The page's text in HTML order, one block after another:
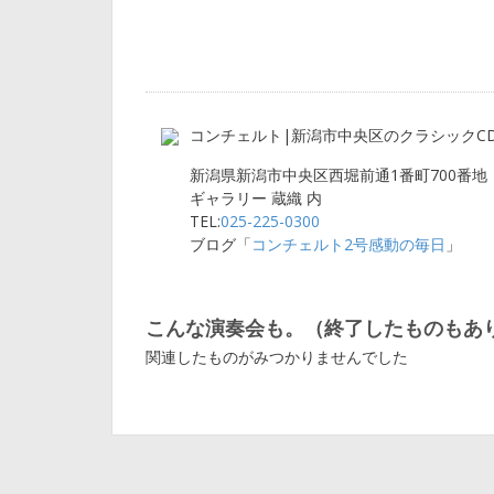
コンチェルト|新潟市中央区のクラシック
新潟県新潟市中央区西堀前通1番町700番地
ギャラリー 蔵織 内
TEL:025-225-0300
ブログ「コンチェルト2号感動の毎日 」
こんな演奏会も。（終了したものもあ
関連したものがみつかりませんでした